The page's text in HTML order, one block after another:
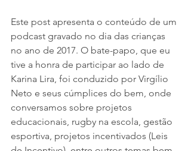
Este post apresenta o conteúdo de um
podcast gravado no dia das crianças
no ano de 2017. O bate-papo, que eu
tive a honra de participar ao lado de
Karina Lira, foi conduzido por Virgílio
Neto e seus cúmplices do bem, onde
conversamos sobre projetos
educacionais, rugby na escola, gestão
esportiva, projetos incentivados (Leis